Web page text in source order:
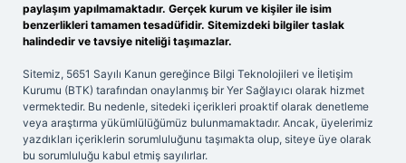
paylaşım yapılmamaktadır. Gerçek kurum ve kişiler ile isim
benzerlikleri tamamen tesadüfidir. Sitemizdeki bilgiler taslak
halindedir ve tavsiye niteliği taşımazlar.
Sitemiz, 5651 Sayılı Kanun gereğince Bilgi Teknolojileri ve İletişim
Kurumu (BTK) tarafından onaylanmış bir Yer Sağlayıcı olarak hizmet
vermektedir. Bu nedenle, sitedeki içerikleri proaktif olarak denetleme
veya araştırma yükümlülüğümüz bulunmamaktadır. Ancak, üyelerimiz
yazdıkları içeriklerin sorumluluğunu taşımakta olup, siteye üye olarak
bu sorumluluğu kabul etmiş sayılırlar.